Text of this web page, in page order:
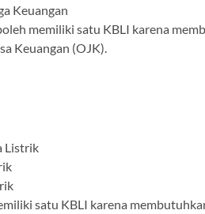
Keuangan
memiliki satu KBLI karena
Keuangan (OJK).
Listrik
satu KBLI karena